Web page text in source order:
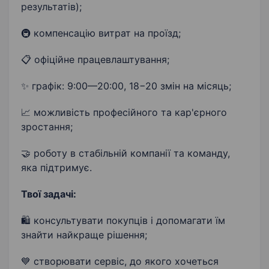
результатів);
🚇 компенсацію витрат на проїзд;
📋 офіційне працевлаштування;
✨ графік: 9:00—20:00, 18−20 змін на місяць;
📈 можливість професійного та кар'єрного
зростання;
🤝 роботу в стабільній компанії та команду,
яка підтримує.
Твої задачі:
🛍 консультувати покупців і допомагати їм
знайти найкраще рішення;
💙 створювати сервіс, до якого хочеться